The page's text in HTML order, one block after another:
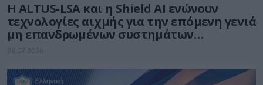
Η ALTUS-LSA και η Shield AI ενώνουν
τεχνολογίες αιχμής για την επόμενη γενιά
μη επανδρωμένων συστημάτων
αεροσκαφών
28.07.2026